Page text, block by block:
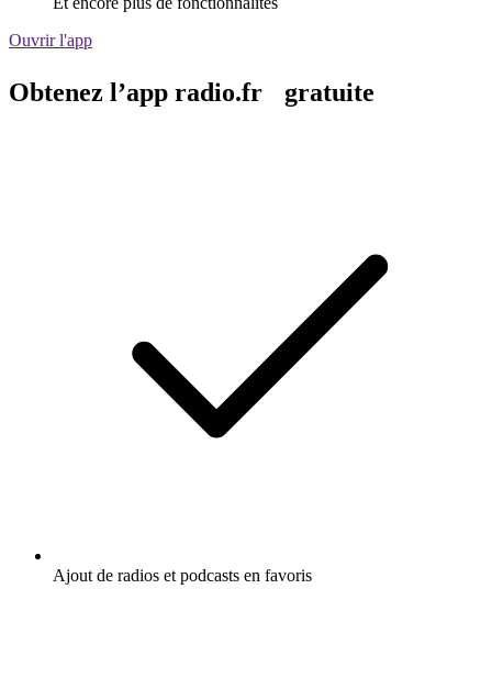
Ouvrir l'app
Obtenez l’app radio.fr gratuite
Ajout de radios et podcasts en favoris